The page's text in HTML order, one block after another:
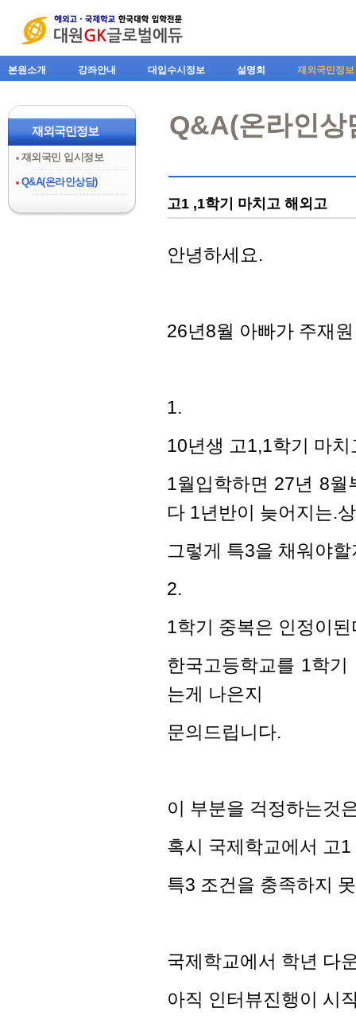
본원소개 강좌안내 대입수시정보 설명회 재외국민정보
재외국민정보
재외국민 입시정보
Q&A(온라인상담)
Q&A(온라인상
고1 ,1학기 마치고 해외고
안녕하세요.
26년8월 아빠가 주재
1.
10년생 고1,1학기 마
1월입학하면 27년 8
다 1년반이 늦어지는.
그렇게 특3을 채워야할
2.
1학기 중복은 인정이
한국고등학교를 1학
는게 나은지
문의드립니다.
이 부분을 걱정하는것
혹시 국제학교에서 고
특3 조건을 충족하지
국제학교에서 학년 다
아직 인터뷰진행이 시